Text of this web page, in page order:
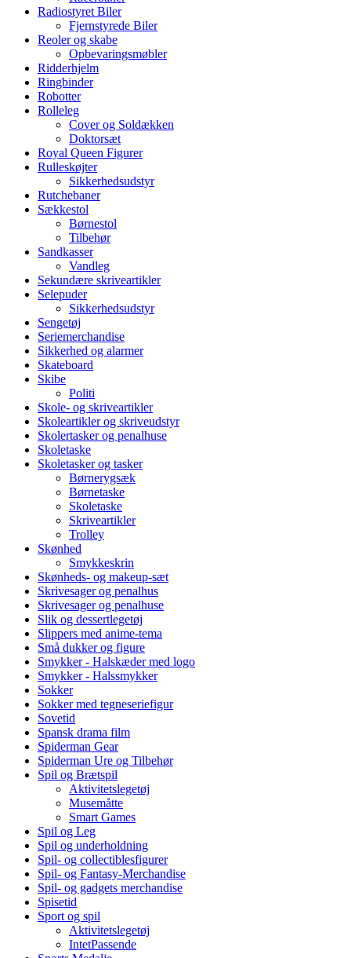
Radiostyret Biler
Fjernstyrede Biler
Reoler og skabe
Opbevaringsmøbler
Ridderhjelm
Ringbinder
Robotter
Rolleleg
Cover og Soldækken
Doktorsæt
Royal Queen Figurer
Rulleskøjter
Sikkerhedsudstyr
Rutchebaner
Sækkestol
Børnestol
Tilbehør
Sandkasser
Vandleg
Sekundære skriveartikler
Selepuder
Sikkerhedsudstyr
Sengetøj
Seriemerchandise
Sikkerhed og alarmer
Skateboard
Skibe
Politi
Skole- og skriveartikler
Skoleartikler og skriveudstyr
Skolertasker og penalhuse
Skoletaske
Skoletasker og tasker
Børnerygsæk
Børnetaske
Skoletaske
Skriveartikler
Trolley
Skønhed
Smykkeskrin
Skønheds- og makeup-sæt
Skrivesager og penalhus
Skrivesager og penalhuse
Slik og dessertlegetøj
Slippers med anime-tema
Små dukker og figure
Smykker - Halskæder med logo
Smykker - Halssmykker
Sokker
Sokker med tegneseriefigur
Sovetid
Spansk drama film
Spiderman Gear
Spiderman Ure og Tilbehør
Spil og Brætspil
Aktivitetslegetøj
Musemåtte
Smart Games
Spil og Leg
Spil og underholdning
Spil- og collectiblesfigurer
Spil- og Fantasy-Merchandise
Spil- og gadgets merchandise
Spisetid
Sport og spil
Aktivitetslegetøj
IntetPassende